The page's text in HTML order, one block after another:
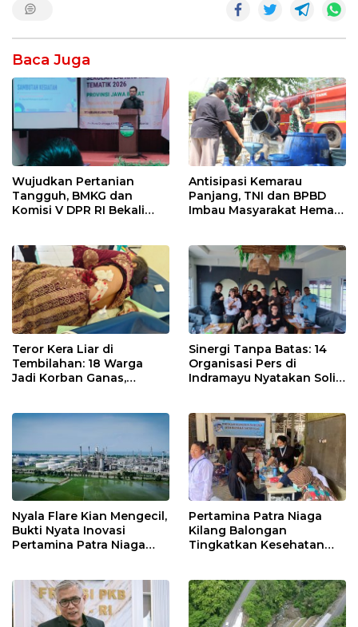
Baca Juga
Wujudkan Pertanian
Tangguh, BMKG dan
Komisi V DPR RI Bekali
Antisipasi Kemarau
Panjang, TNI dan BPBD
Imbau Masyarakat Hemat
Teror Kera Liar di
Tembilahan: 18 Warga
Jadi Korban Ganas,
Sinergi Tanpa Batas: 14
Organisasi Pers di
Indramayu Nyatakan Solid
Nyala Flare Kian Mengecil,
Bukti Nyata Inovasi
Pertamina Patra Niaga
Pertamina Patra Niaga
Kilang Balongan
Tingkatkan Kesehatan
Rutin dan Edukasi
Perawatan Gigi